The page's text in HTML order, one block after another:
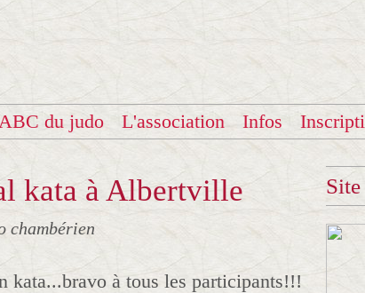
du judo L'association Infos
kata à Albertville
chambérien
kata...bravo à tous les participants!!!